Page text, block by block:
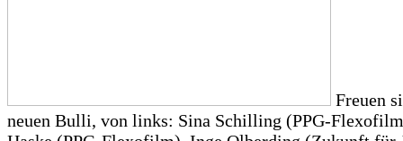
Freuen
neuen Bulli, von links: Sina Schilling (PPG-